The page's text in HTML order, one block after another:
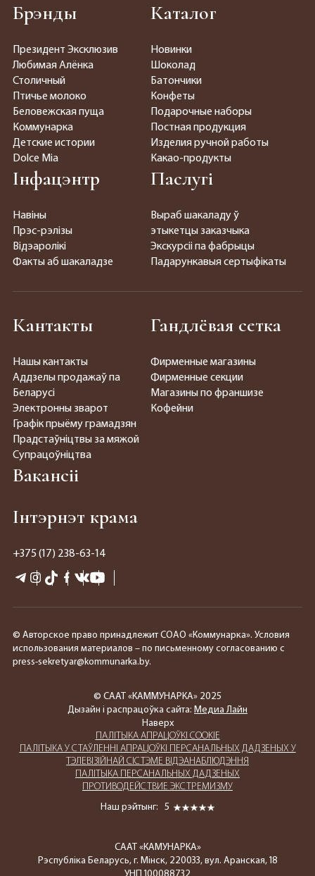
СААТ «КАМУНАРКА»
Рэспубліка Беларусь, г. Мінск, 220033, вул. Аранская, 18
ПАЛIТЫКА АПРАЦОЎКІ COOKIE
ПАЛIТЫКА У СТАЎЛЕННІ АПРАЦОЎКІ ПЕРСАНАЛЬНЫХ ДАДЗЕНЫХ У
ТЭЛЕВІЗІЙНАЙ СІСТЭМЕ ВІДЭАНАБЛЮДЭННЯ
ПАЛIТЫКА ПЕРСАНАЛЬНЫХ ДАДЗЕНЫХ
ПРОТИВОДЕЙСТВИЕ ЭКСТРЕМИЗМУ
Наш рэйтынг:
5
Брэнды
Президент Эксклюзив
Любимая Алёнка
Столичный
Птичье молоко
Беловежская пуща
Коммунарка
Детские истории
Dolce Mia
Каталог
Новинки
Шоколад
Батончики
Конфеты
Подарочные наборы
Постная продукция
Изделия ручной работы
Какао-продукты
Інфацэнтр
Навіны
Прэс-рэлізы
Відэаролікі
Факты аб шакаладзе
Паслугі
Выраб шакаладу ў
этыкетцы заказчыка
Экскурсіі па фабрыцы
Падарункавыя сертыфікаты
Кантакты
Нашы кантакты
Аддзелы продажаў па
Беларусі
Электронны зварот
Графік прыёму грамадзян
Прадстаўніцтвы за мяжой
Супрацоўніцтва
Гандлёвая сетка
Фирменные магазины
Фирменные секции
Магазины по франшизе
Кофейни
Вакансіі
Інтэрнэт крама
+375 (17) 238-63-14
© Авторское право принадлежит СОАО «Коммунарка». Условия
использования материалов – по письменному согласованию с
press-sekretyar@kommunarka.by.
© СААТ «КАММУНАРКА» 2025
Дызайн і распрацоўка сайта: Медиа Лайн
Наверх